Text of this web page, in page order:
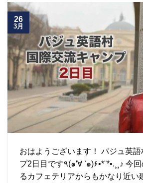
26
3月
おはようございます！ パジュ英
プ2日目です٩(๑′∀ ‵๑)۶•*¨*•.¸¸♪ 今回の寮は食事をす
るカフェテリアからもかなり近い